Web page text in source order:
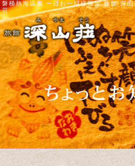
磐梯熱海温泉 一日お一組様限定 旅館 深山
荘